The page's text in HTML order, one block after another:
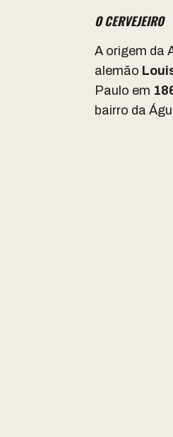
O CERVEJEIRO
A origem da
alemão
Paulo em
bairro da